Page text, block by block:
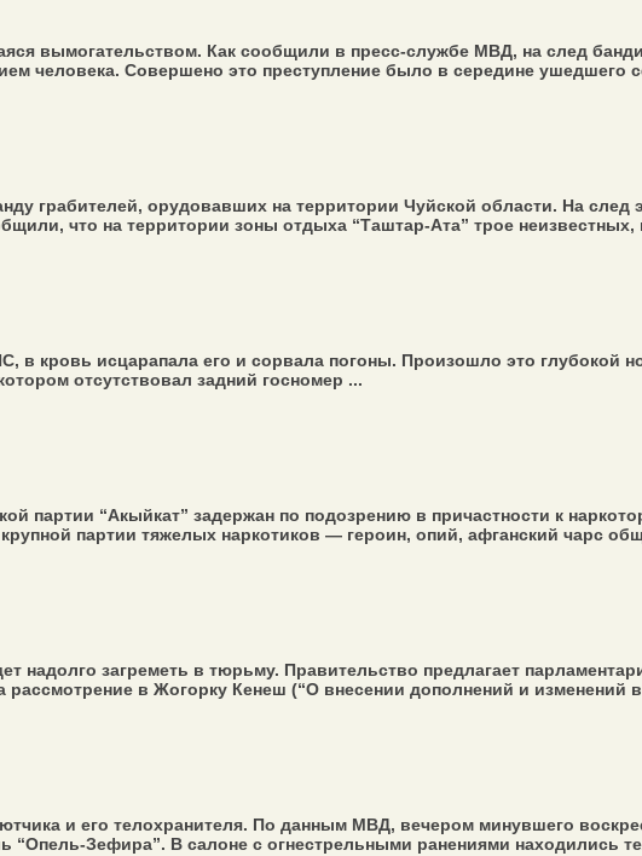
вымогательством. Как сообщили в пресс-службе МВД, на след
человека. Совершено это преступление было в середине ушедшего
грабителей, орудовавших на территории Чуйской области. На след
что на территории зоны отдыха “Таштар-Ата” трое неизвестных,
в кровь исцарапала его и сорвала погоны. Произошло это глубокой
отсутствовал задний госномер ...
партии “Акыйкат” задержан по подозрению в причастности к
партии тяжелых наркотиков — героин, опий, афганский чарс
надолго загреметь в тюрьму. Правительство предлагает
в Жогорку Кенеш (“О внесении дополнений и изменений
и его телохранителя. По данным МВД, вечером минувшего
Зефира”. В салоне с огнестрельными ранениями находились